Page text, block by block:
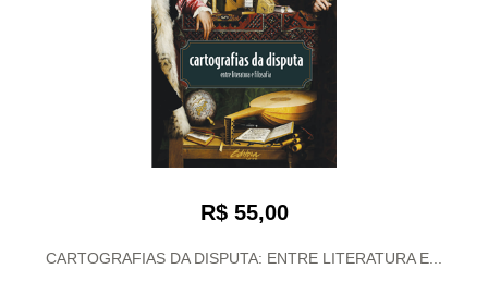
R$ 55,00
CARTOGRAFIAS DA DISPUTA: ENTRE LITERATURA E...